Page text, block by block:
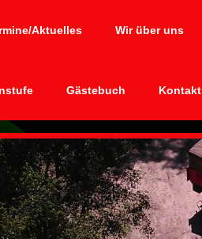
Aktuelles Wir über uns
Gästebuch Kontakt